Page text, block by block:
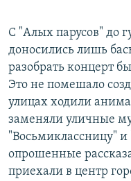
С "Алых парусов" до
доносились лишь
разобрать концерт
Это не помешало
улицах ходили
заменяли уличные
"Восьмиклассницу"
опрошенные
приехали в центр